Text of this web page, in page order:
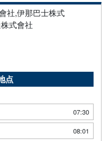
社,伊那巴士株式
式會社
点
07:30
08:01